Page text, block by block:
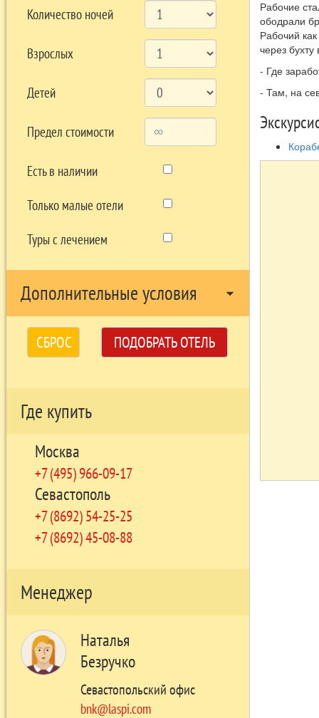
Количество ночей
Взрослых
Детей
Предел стоимости
Есть в наличии
Только малые отели
Туры с лечением
Дополнительные условия arrow_drop_down
СБРОС ПОДОБРАТЬ ОТЕЛЬ
Где купить
Москва
+7 (495) 966-09-17
Севастополь
+7 (8692) 54-25-25
+7 (8692) 45-08-88
Менеджер
Наталья
Безручко
Севастопольский офис
bnk@laspi.com
Рабочие
ободрали
Рабочий
через
- Где
- Там, на